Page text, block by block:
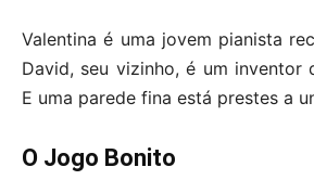
Valentina é uma jovem pianista
David, seu vizinho, é um inventor
E uma parede fina está prestes a
O Jogo Bonito